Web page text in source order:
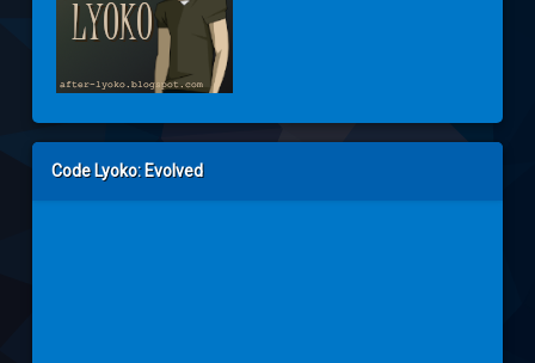
Code Lyoko: Evolved